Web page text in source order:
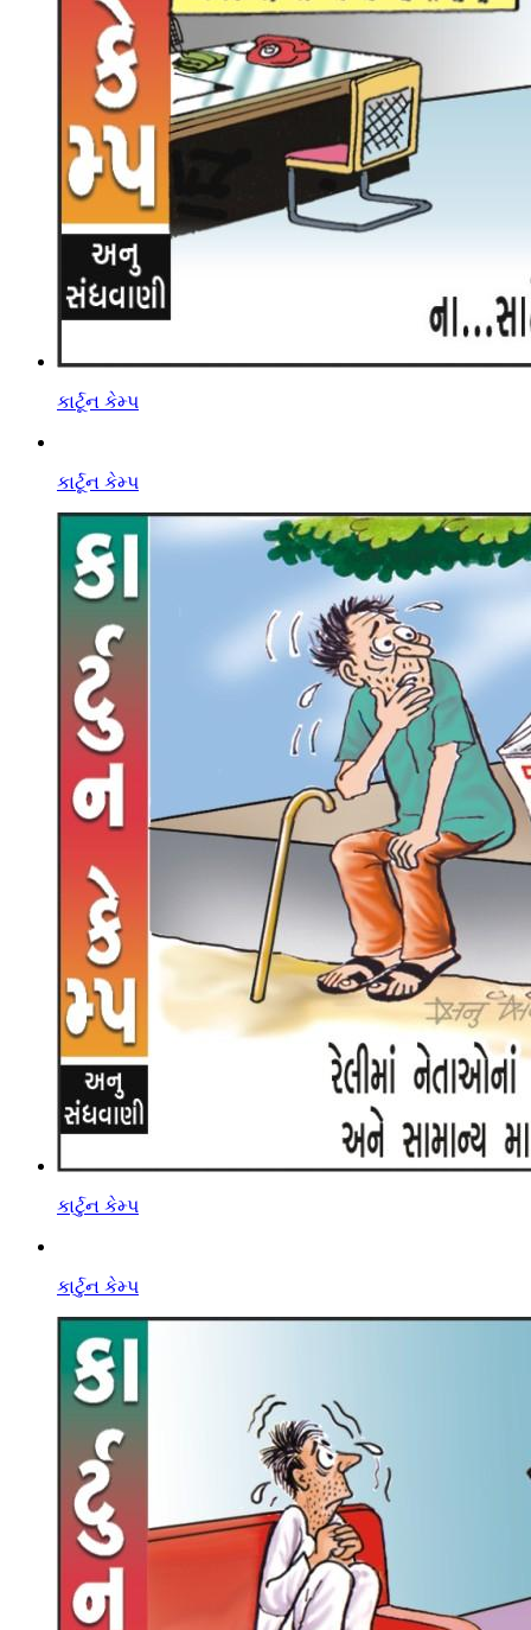
કાર્ટૂન કેમ્પ
કાર્ટૂન કેમ્પ
કાર્ટુન કેમ્પ
કાર્ટુન કેમ્પ